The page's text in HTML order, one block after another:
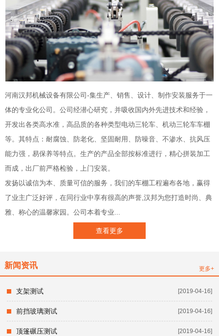
河南汉邦机械设备有限公司-集生产、销售、设计、制作安装服务于一
体的专业化公司。公司经潜心研究，并吸收国内外先进技术和经验，
开发出各类高水准，高品质的各种类型电动三轮车、机动三轮车车棚
等。其特点：耐腐蚀、防老化、坚固耐用、防噪音、不渗水、抗风压
能力强，易保养等特点。生产的产品全部按标准进行，精心拼装加工
而成，出厂前严格检验，上门安装。
发扬以诚信为本、质量可信的服务，我们的车棚工程遍布各地，赢得
了业主广泛好评，在同行业中享有很高的声誉,汉邦为您打造时尚、典
雅、称心的温馨家园。公司本着专业...
查看更多
新闻资讯 更多+
支架测试 [2019-04-16]
前挡玻璃测试 [2019-04-16]
顶篷碾压测试 [2019-04-16]